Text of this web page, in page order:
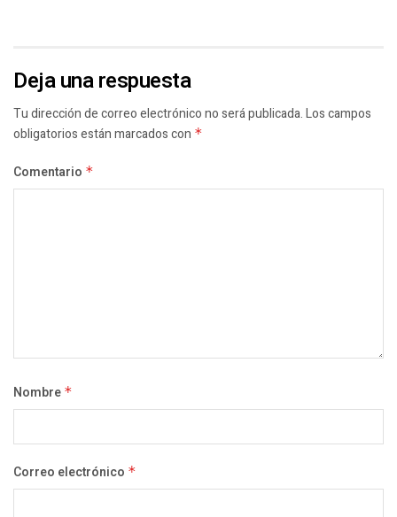
Deja una respuesta
Tu dirección de correo electrónico no será publicada.Los campos
obligatorios están marcados con *
Comentario *
Nombre *
Correo electrónico *